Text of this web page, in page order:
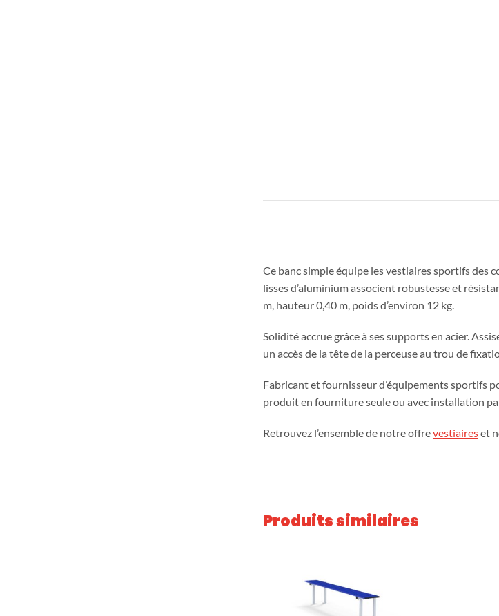
Ce banc simple équipe les vestiaires sportifs des
lisses d’aluminium associent robustesse et
m, hauteur 0,40 m, poids d’environ 12 kg.
Solidité accrue grâce à ses supports en acier.
un accès de la tête de la perceuse au trou de
Fabricant et fournisseur d’équipements sportifs
produit en fourniture seule ou avec installation
Retrouvez l’ensemble de notre offrevestiaireset
Produits similaires